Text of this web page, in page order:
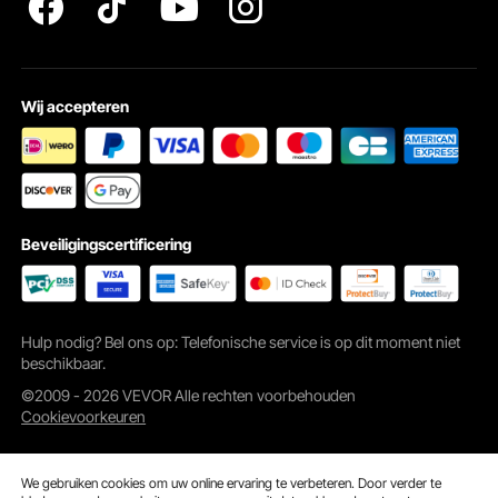
Wij accepteren
Beveiligingscertificering
Hulp nodig? Bel ons op: Telefonische service is op dit moment niet
beschikbaar.
©2009 - 2026 VEVOR Alle rechten voorbehouden
Cookievoorkeuren
We gebruiken cookies om uw online ervaring te verbeteren. Door verder te